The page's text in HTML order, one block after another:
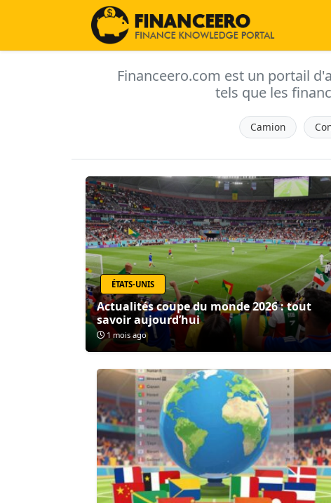
Financeero.com est un portail
tels que les
Camion
ÉTATS-UNIS
Actualités coupe du monde 2026 : tout
savoir aujourd’hui
1 mois ago